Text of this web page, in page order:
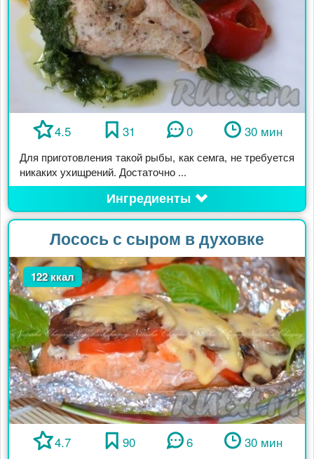
4.5 31 0 30 мин
Для приготовления такой рыбы, как семга, не требуется
никаких ухищрений. Достаточно ...
Ингредиенты
Лосось с сыром в духовке
122 ккал
4.7 90 6 30 мин